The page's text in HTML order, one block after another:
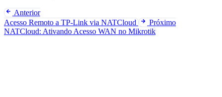
Anterior
Acesso Remoto a TP-Link via NATCloud
Próximo
NATCloud: Ativando Acesso WAN no Mikrotik